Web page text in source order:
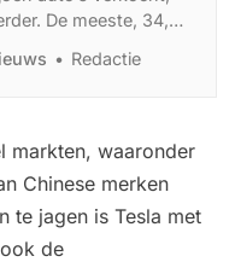
De meeste, 34,5
elektrisch.
Redactie
markten, waaronder
Chinese merken
te jagen is Tesla met
de